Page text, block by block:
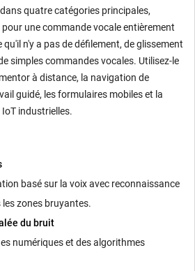
quatre catégories principales,
une commande vocale entièrement
n'y a pas de défilement, de glissement
simples commandes vocales. Utilisez-le
à distance, la navigation de
guidé, les formulaires mobiles et la
industrielles.
basé sur la voix avec reconnaissance
zones bruyantes.
du bruit
numériques et des algorithmes